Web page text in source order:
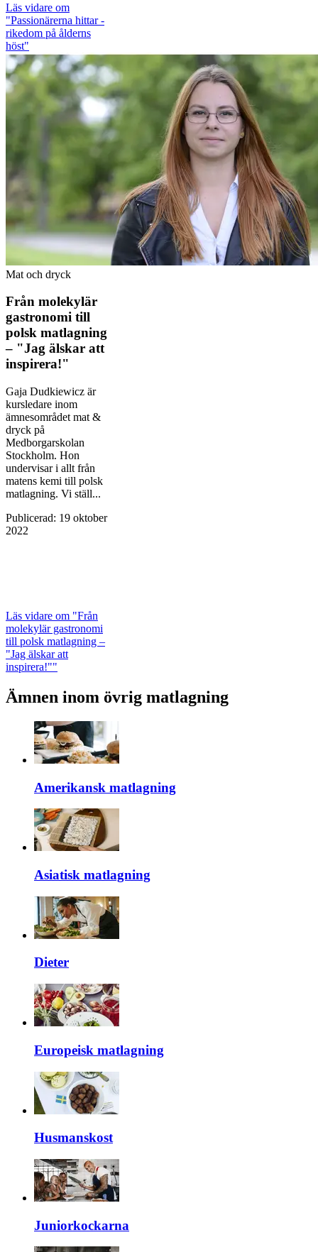
Läs vidare om
"Passionärerna hittar ­
rikedom på ålderns
höst"
Mat och dryck
Från molekylär
gastronomi till
polsk matlagning
– "Jag älskar att
inspirera!"
Gaja Dudkiewicz är
kursledare inom
ämnesområdet mat &
dryck på
Medborgarskolan
Stockholm. Hon
undervisar i allt från
matens kemi till polsk
matlagning. Vi ställ...
Publicerad: 19 oktober
2022
Läs vidare om "Från
molekylär gastronomi
till polsk matlagning –
"Jag älskar att
inspirera!""
Ämnen inom övrig matlagning
Amerikansk matlagning
Asiatisk matlagning
Dieter
Europeisk matlagning
Husmanskost
Juniorkockarna